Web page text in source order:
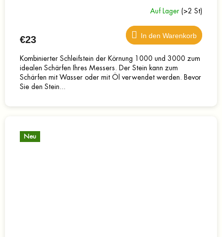
Auf Lager (>2 St)
€23 In den Warenkorb
Kombinierter Schleifstein der Körnung 1000 und 3000 zum
idealen Schärfen Ihres Messers. Der Stein kann zum
Schärfen mit Wasser oder mit Öl verwendet werden. Bevor
Sie den Stein...
Neu